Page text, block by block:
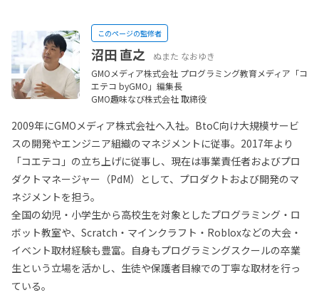
このページの監修者
沼田 直之
ぬまた なおゆき
GMOメディア株式会社 プログラミング教育メディア「コ
エテコ byGMO」編集長
GMO趣味なび株式会社 取締役
2009年にGMOメディア株式会社へ入社。BtoC向け大規模サービ
スの開発やエンジニア組織のマネジメントに従事。2017年より
「コエテコ」の立ち上げに従事し、現在は事業責任者およびプロ
ダクトマネージャー（PdM）として、プロダクトおよび開発のマ
ネジメントを担う。
全国の幼児・小学生から高校生を対象としたプログラミング・ロ
ボット教室や、Scratch・マインクラフト・Robloxなどの大会・
イベント取材経験も豊富。自身もプログラミングスクールの卒業
生という立場を活かし、生徒や保護者目線での丁寧な取材を行っ
ている。